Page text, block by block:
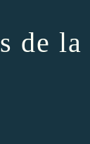
de la